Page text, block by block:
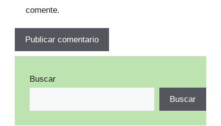
comente.
Buscar
Buscar